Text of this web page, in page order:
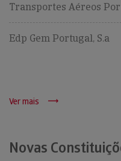
Transportes Aéreos
Edp Gem Portugal, S.a
Ver mais
Novas